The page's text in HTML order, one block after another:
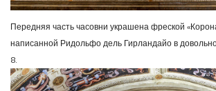
Передняя часть часовни украшена фреской
написанной Ридольфо дель Гирландайо в
8.